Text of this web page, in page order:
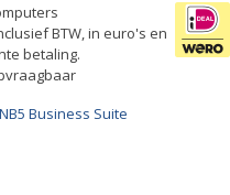
BTW, in euro's en
betaling.
Business Suite